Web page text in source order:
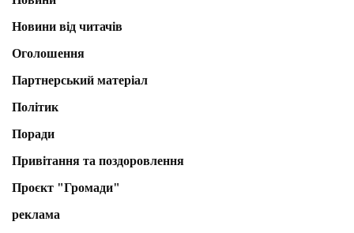
Новини від читачів
Оголошення
Партнерський матеріал
Політик
Поради
Привітання та поздоровлення
Проєкт "Громади"
реклама